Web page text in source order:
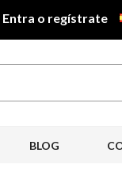
Entra o regístrate
BLOG